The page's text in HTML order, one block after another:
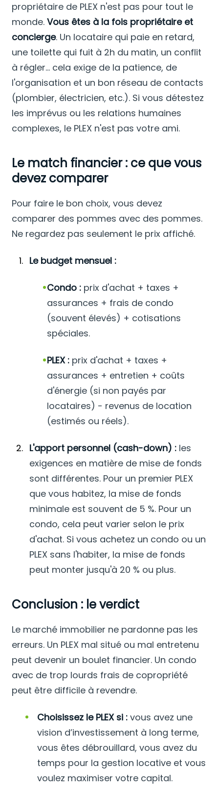
propriétaire de PLEX n'est pas pour tout le
monde. Vous êtes à la fois propriétaire et
concierge. Un locataire qui paie en retard,
une toilette qui fuit à 2h du matin, un conflit
à régler... cela exige de la patience, de
l'organisation et un bon réseau de contacts
(plombier, électricien, etc.). Si vous détestez
les imprévus ou les relations humaines
complexes, le PLEX n'est pas votre ami.
Le match financier : ce que vous
devez comparer
Pour faire le bon choix, vous devez
comparer des pommes avec des pommes.
Ne regardez pas seulement le prix affiché.
Le budget mensuel :
Condo : prix d'achat + taxes +
assurances + frais de condo
(souvent élevés) + cotisations
spéciales.
PLEX : prix d'achat + taxes +
assurances + entretien + coûts
d'énergie (si non payés par
locataires) - revenus de location
(estimés ou réels).
L'apport personnel (cash-down) : les
exigences en matière de mise de fonds
sont différentes. Pour un premier PLEX
que vous habitez, la mise de fonds
minimale est souvent de 5 %. Pour un
condo, cela peut varier selon le prix
d'achat. Si vous achetez un condo ou un
PLEX sans l'habiter, la mise de fonds
peut monter jusqu'à 20 % ou plus.
Conclusion : le verdict
Le marché immobilier ne pardonne pas les
erreurs. Un PLEX mal situé ou mal entretenu
peut devenir un boulet financier. Un condo
avec de trop lourds frais de copropriété
peut être difficile à revendre.
Choisissez le PLEX si : vous avez une
vision d’investissement à long terme,
vous êtes débrouillard, vous avez du
temps pour la gestion locative et vous
voulez maximiser votre capital.